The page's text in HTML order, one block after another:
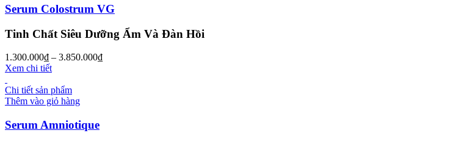
Serum Colostrum VG
Tinh Chất Siêu Dưỡng Ẩm Và Đàn Hồi
1.300.000₫ – 3.850.000₫
Xem chi tiết
Chi tiết sản phẩm
Thêm vào giỏ hàng
Serum Amniotique